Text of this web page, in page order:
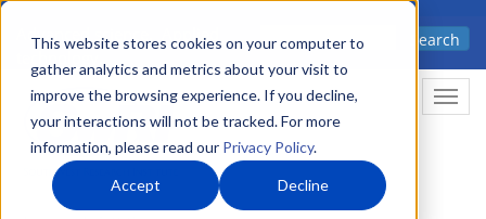
This website stores cookies on your computer to
gather analytics and metrics about your visit to
improve the browsing experience. If you decline,
your interactions will not be tracked. For more
information, please read our Privacy Policy.
Accept Decline
Skip
main
content
Advanced science. Applied
Search